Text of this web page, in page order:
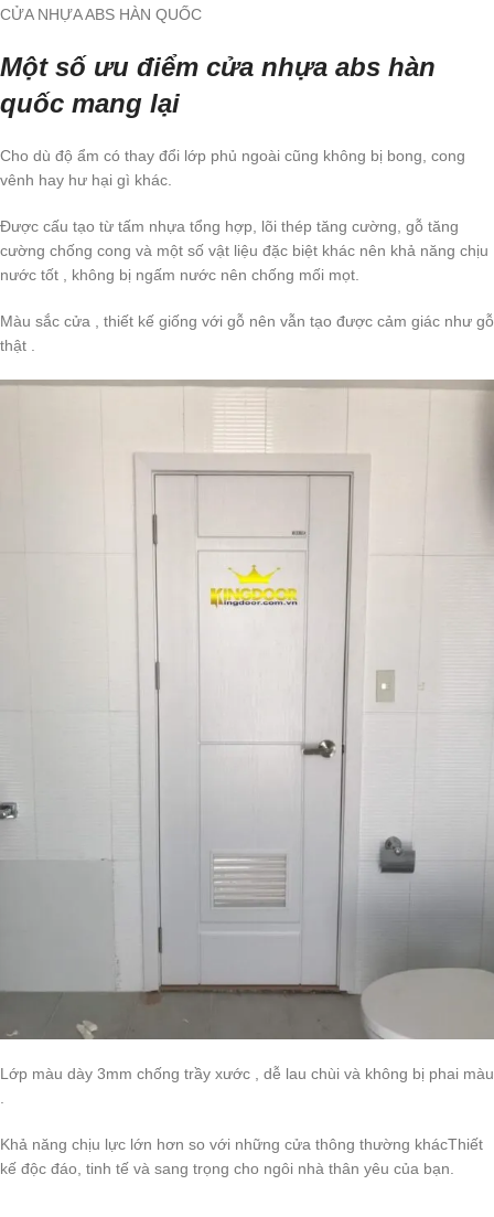
CỬA NHỰA ABS HÀN QUỐC
Một số ưu điểm cửa nhựa abs hàn
quốc mang lại
Cho dù độ ẩm có thay đổi lớp phủ ngoài cũng không bị bong, cong
vênh hay hư hại gì khác.
Được cấu tạo từ tấm nhựa tổng hợp, lõi thép tăng cường, gỗ tăng
cường chống cong và một số vật liệu đặc biệt khác nên khả năng chịu
nước tốt , không bị ngấm nước nên chống mối mọt.
Màu sắc cửa , thiết kế giống với gỗ nên vẫn tạo được cảm giác như gỗ
thật .
Lớp màu dày 3mm chống trầy xước , dễ lau chùi và không bị phai màu
Khả năng chịu lực lớn hơn so với những cửa thông thường khácThiết
kế độc đáo, tinh tế và sang trọng cho ngôi nhà thân yêu của bạn.